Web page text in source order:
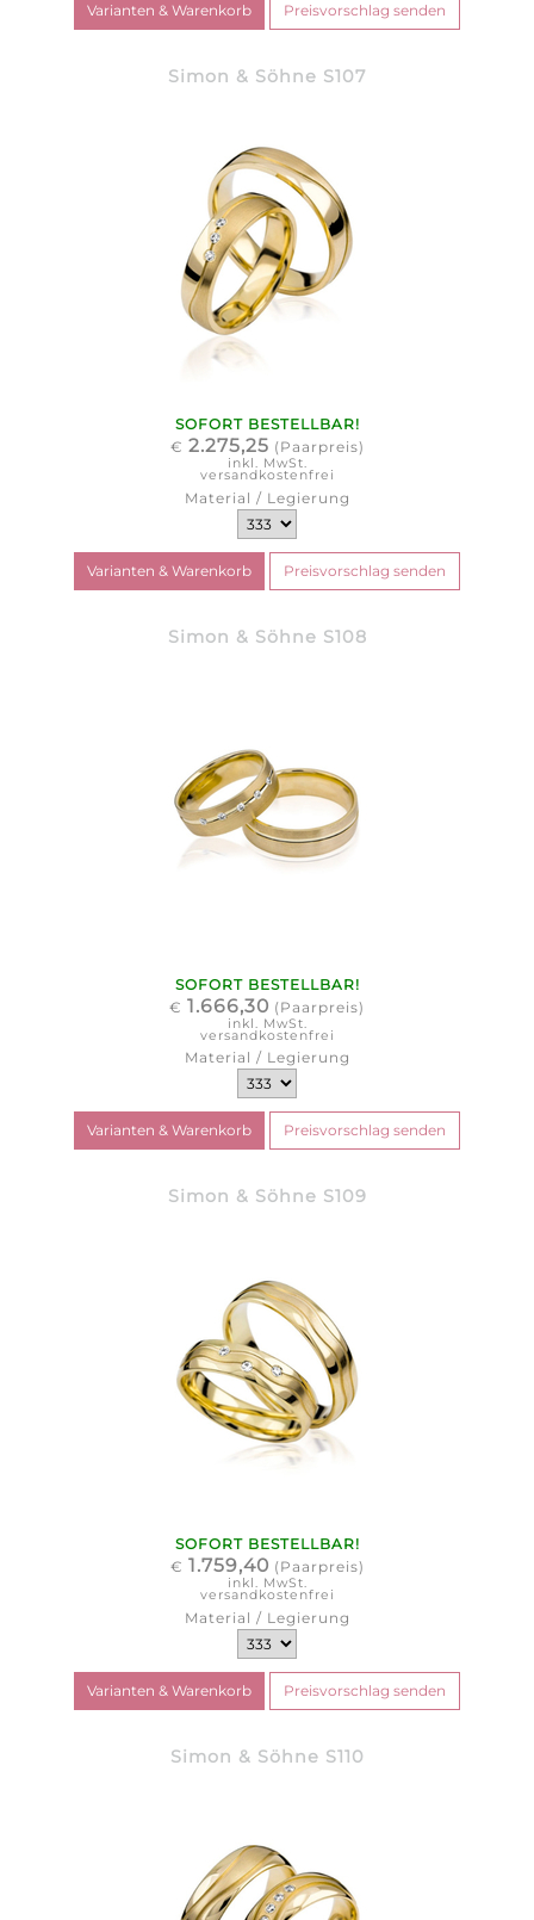
Simon & Söhne S107
SOFORT BESTELLBAR!
€ 2.275,25 (Paarpreis)
inkl. MwSt.
versandkostenfrei
Material / Legierung
Simon & Söhne S108
SOFORT BESTELLBAR!
€ 1.666,30 (Paarpreis)
inkl. MwSt.
versandkostenfrei
Material / Legierung
Simon & Söhne S109
SOFORT BESTELLBAR!
€ 1.759,40 (Paarpreis)
inkl. MwSt.
versandkostenfrei
Material / Legierung
Simon & Söhne S110